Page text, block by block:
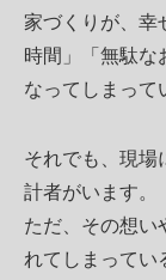
家づくりが、幸
時間」「無駄な
なってしまって
それでも、現場
計者がいます。
ただ、その想い
れてしまってい